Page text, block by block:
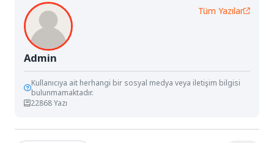
Admin
Tüm Yazılar
Kullanıcıya ait herhangi bir sosyal medya veya iletişim bilgisi
bulunmamaktadır.
22868 Yazı